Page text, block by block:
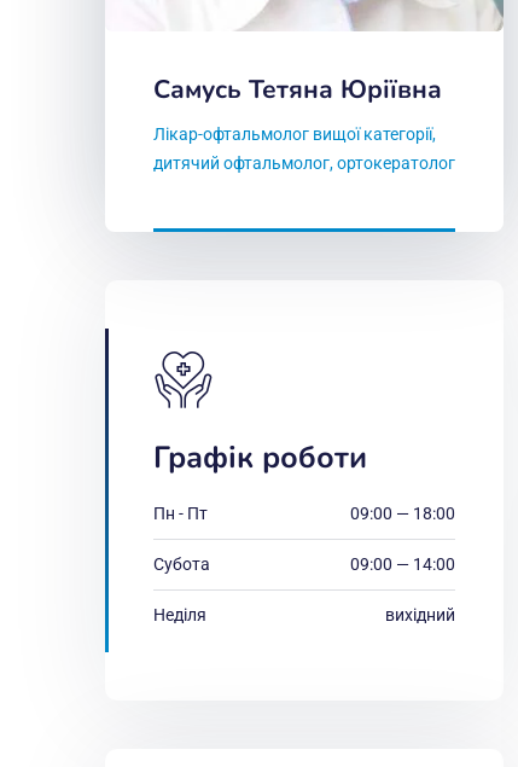
Самусь Тетяна Юріївна
Лікар-офтальмолог вищої категорії,
дитячий офтальмолог, ортокератолог
Графік роботи
Пн - Пт 09:00 — 18:00
Субота 09:00 — 14:00
Неділя вихідний